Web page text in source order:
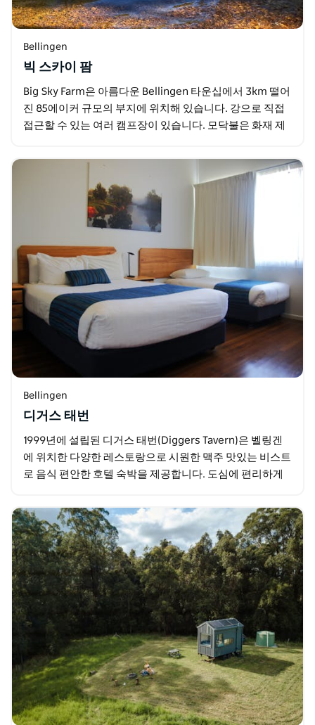
Bellingen
빅 스카이 팜
Big Sky Farm은 아름다운 Bellingen 타운십에서 3km 떨어
진 85에이커 규모의 부지에 위치해 있습니다. 강으로 직접
접근할 수 있는 여러 캠프장이 있습니다. 모닥불은 화재 제
Bellingen
디거스 태번
1999년에 설립된 디거스 태번(Diggers Tavern)은 벨링겐
에 위치한 다양한 레스토랑으로 시원한 맥주 맛있는 비스트
로 음식 편안한 호텔 숙박을 제공합니다. 도심에 편리하게